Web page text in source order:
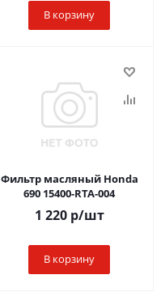
В корзину
Фильтр масляный Honda
690 15400-RTA-004
1 220р/шт
В корзину